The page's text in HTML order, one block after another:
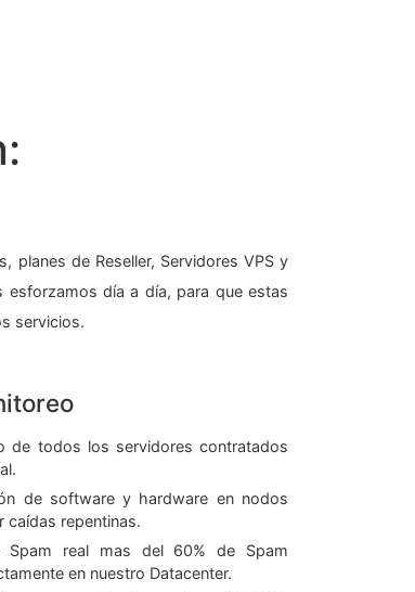
de Reseller, Servidores VPS y
esforzamos día a día, para que estas
servicios.
de todos los servidores contratados
de software y hardware en nodos
caídas repentinas.
real mas del 60% de Spam
en nuestro Datacenter.